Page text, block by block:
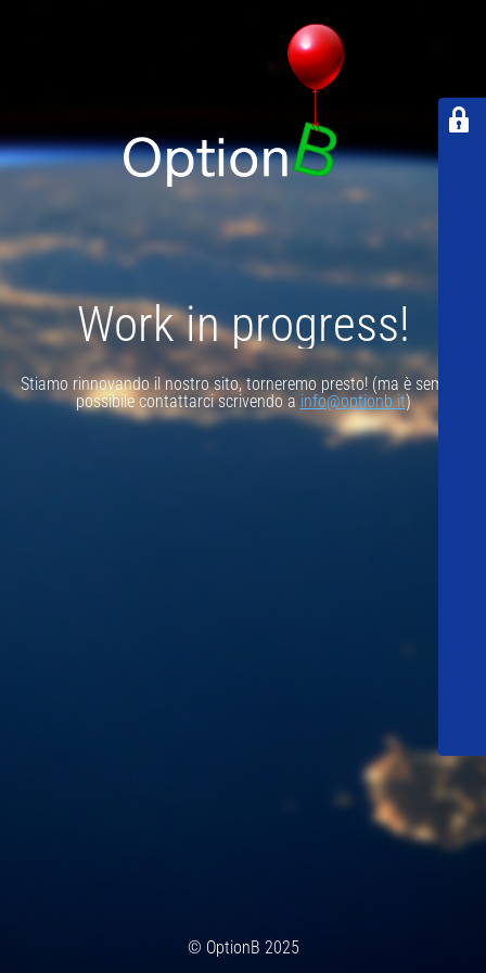
Work in progress!
Stiamo rinnovando il nostro sito, torneremo presto! (ma è sempre
possibile contattarci scrivendo a info@optionb.it)
© OptionB 2025